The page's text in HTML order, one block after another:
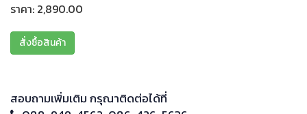
ราคา: 2,890.00
สั่งซื้อสินค้า
สอบถามเพิ่มเติม กรุณาติดต่อได้ที่